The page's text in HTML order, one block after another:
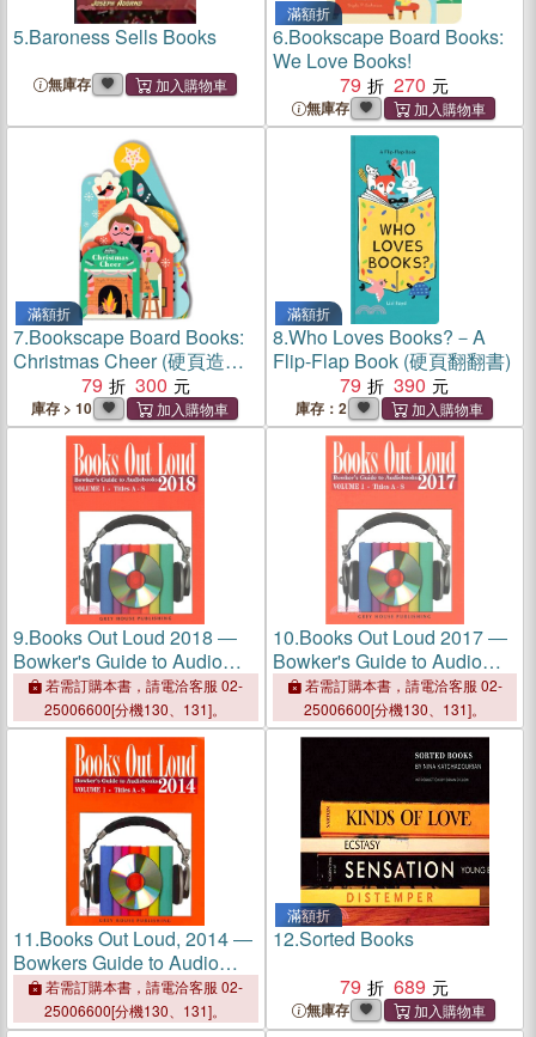
5.Baroness Sells Books
無庫存
滿額折
6.Bookscape Board Books:
We Love Books!
79
270
無庫存
滿額折
7.Bookscape Board Books:
Christmas Cheer (硬頁造型
79 300
庫存 > 10
滿額折
8.Who Loves Books?－A
Flip-Flap Book (硬頁翻翻書)
79
390
庫存：2
9.Books Out Loud 2018 ―
Bowker's Guide to Audio
Books若需訂購本書，請電洽客服 02-
25006600[分機130、131]。
10.Books Out Loud 2017 ―
Bowker's Guide to Audio
Books
若需訂購本書，請電洽客服 02-
25006600[分機130、131]。
11.Books Out Loud, 2014 ―
Bowkers Guide to Audio
Books若需訂購本書，請電洽客服 02-
25006600[分機130、131]。
滿額折
12.Sorted Books
79
689
無庫存